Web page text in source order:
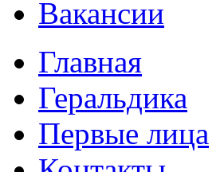
Вакансии
Главная
Геральдика
Первые лица